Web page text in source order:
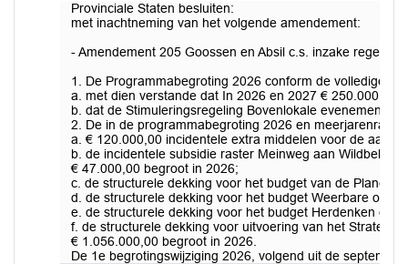
Provinciale Staten besluiten:
met inachtneming van het volgende amendement:
- Amendement 205 Goossen en Absil c.s. inzake
1. De Programmabegroting 2026 conform de volledige
a. met dien verstande dat In 2026 en 2027 € 250.000
b. dat de Stimuleringsregeling Bovenlokale
2. De in de programmabegroting 2026 en
a. € 120.000,00 incidentele extra middelen voor de
b. de incidentele subsidie raster Meinweg aan
€ 47.000,00 begroot in 2026;
c. de structurele dekking voor het budget van de
d. de structurele dekking voor het budget Weerbare
e. de structurele dekking voor het budget Herdenken en
f. de structurele dekking voor uitvoering van het
€ 1.056.000,00 begroot in 2026.
De 1e begrotingswijziging 2026, volgend uit de